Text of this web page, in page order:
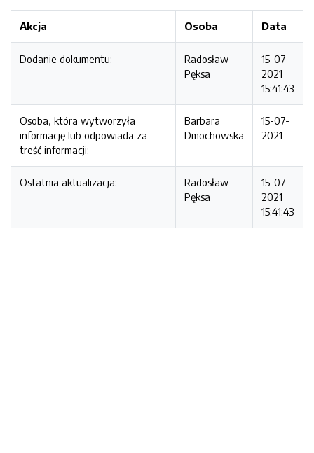
Akcja Osoba Data
Dodanie dokumentu:
Radosław
Pęksa
15-07-
2021
15:41:43
Osoba, która wytworzyła
informację lub odpowiada za
treść informacji:
Barbara
Dmochowska
15-07-
2021
Ostatnia aktualizacja:
Radosław
Pęksa
15-07-
2021
15:41:43